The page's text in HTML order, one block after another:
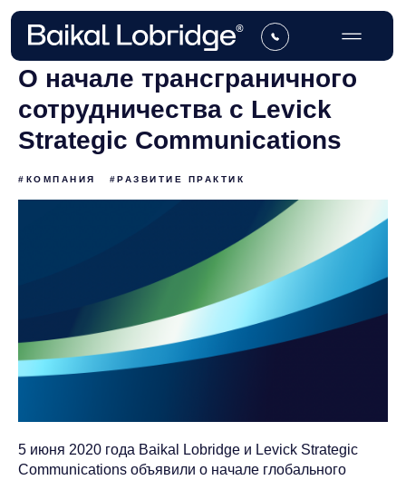
О начале трансграничного
сотрудничества с Levick
Strategic Communications
#КОМПАНИЯ #РАЗВИТИЕ ПРАКТИК
5 июня 2020 года Baikal Lobridge и Levick Strategic
Communications объявили о начале глобального